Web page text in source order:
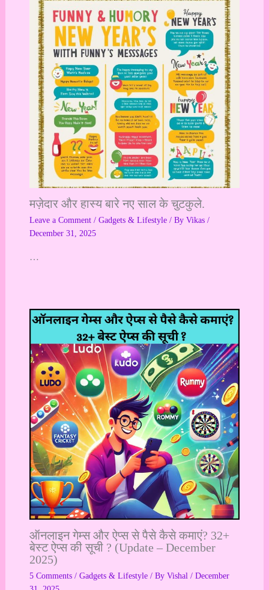
मज़ेदार और हास्य बारे नए साल के चुटकुले.
Leave a Comment / Gadgets & Lifestyle/ By Vikas /
December 31, 2025
…
ऑनलाइन गेम्स और ऐप्स से पैसे कैसे कमाएं? 32+
बेस्ट ऐप्स की सूची ? (Update – December
2025)
5 Comments / Gadgets & Lifestyle/ By Vishal / December